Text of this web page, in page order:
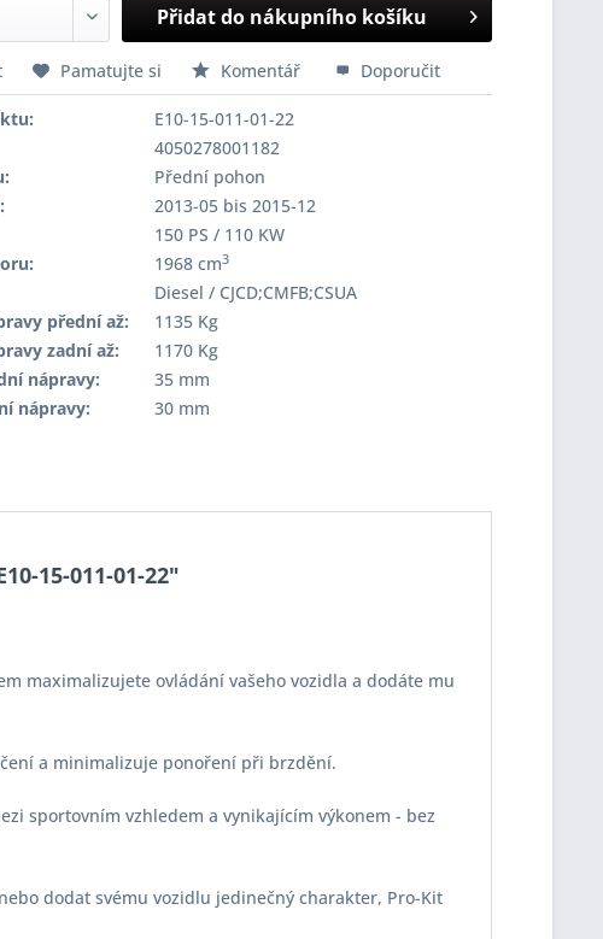
Přidat do nákupního košíku
Pamatujte si Komentář Doporučit
E10-15-011-01-22
4050278001182
Přední pohon
2013-05 bis 2015-12
150 PS / 110 KW
1968 cm3
Diesel / CJCD;CMFB;CSUA
přední až:
1135 Kg
zadní až:
1170 Kg
nápravy:
35 mm
nápravy:
30 mm
15-011-01-22"
maximalizujete ovládání vašeho vozidla a dodáte mu
a minimalizuje ponoření při brzdění.
sportovním vzhledem a vynikajícím výkonem - bez
dodat svému vozidlu jedinečný charakter, Pro-Kit